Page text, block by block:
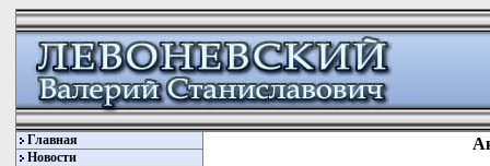
Главная
Новости